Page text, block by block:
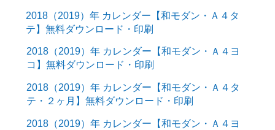
2018（2019）年 カレンダー【和モダン・Ａ４タ
テ】無料ダウンロード・印刷
2018（2019）年 カレンダー【和モダン・Ａ４ヨ
コ】無料ダウンロード・印刷
2018（2019）年 カレンダー【和モダン・Ａ４タ
テ・２ヶ月】無料ダウンロード・印刷
2018（2019）年 カレンダー【和モダン・Ａ４ヨ